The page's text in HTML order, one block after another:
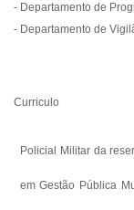
- Departamento de
- Departamento de
Curriculo
Policial Militar da
em Gestão Pública